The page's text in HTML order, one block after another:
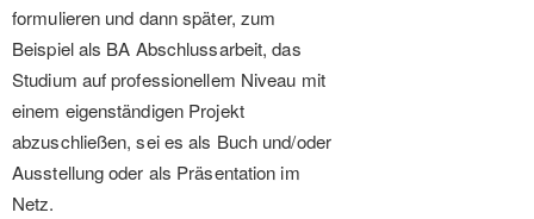
formulieren und dann später, zum
Beispiel als BA Abschlussarbeit, das
Studium auf professionellem Niveau mit
einem eigenständigen Projekt
abzuschließen, sei es als Buch und/oder
Ausstellung oder als Präsentation im
Netz.